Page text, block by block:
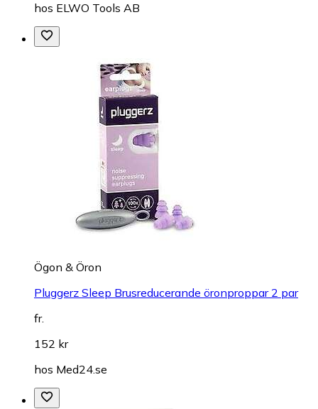
hos ELWO Tools AB
Ögon & Öron
Pluggerz Sleep Brusreducerande öronproppar 2 par
fr.
152 kr
hos Med24.se